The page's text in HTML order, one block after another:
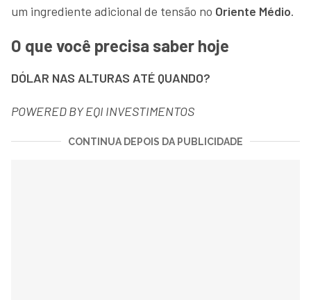
um ingrediente adicional de tensão no Oriente Médio.
O que você precisa saber hoje
DÓLAR NAS ALTURAS ATÉ QUANDO?
POWERED BY EQI INVESTIMENTOS
CONTINUA DEPOIS DA PUBLICIDADE